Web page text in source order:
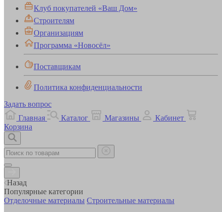
Клуб покупателей «Ваш Дом»
Строителям
Организациям
Программа «Новосёл»
Поставщикам
Политика конфиденциальности
Задать вопрос
Главная
Каталог Магазины
Кабинет
Корзина
Назад
Популярные категории
Отделочные материалы Строительные материалы